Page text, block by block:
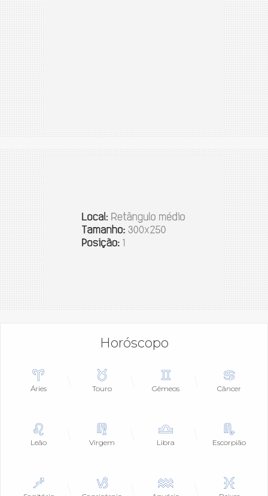
Horóscopo
Áries Touro Gêmeos Câncer
Leão Virgem Libra Escorpião